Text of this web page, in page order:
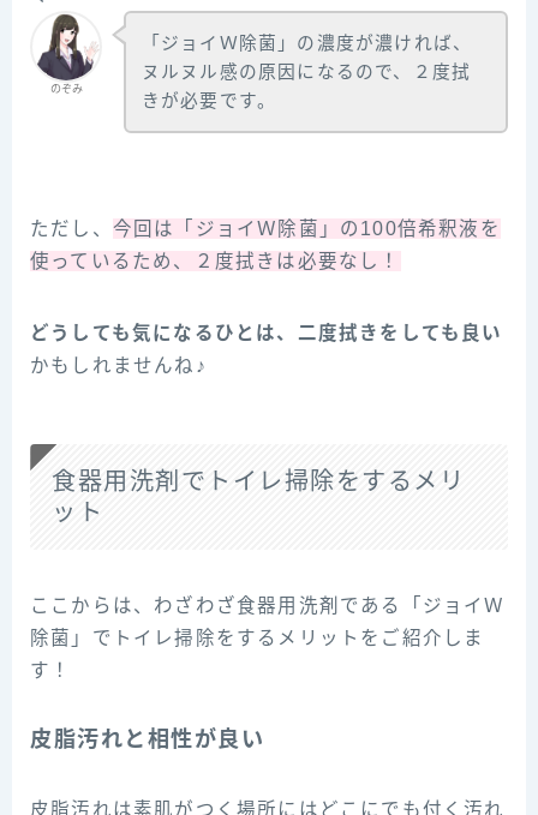
のぞみ
「ジョイＷ除菌」の濃度が濃ければ、
ヌルヌル感の原因になるので、２度拭
きが必要です。
ただし、 今回は「ジョイＷ除菌」の100倍希釈液を
使っているため、２度拭きは必要なし！
どうしても気になるひとは、二度拭きをしても良い
かもしれませんね♪
食器用洗剤でトイレ掃除をするメリ
ット
ここからは、わざわざ食器用洗剤である「ジョイＷ
除菌」でトイレ掃除をするメリットをご紹介しま
す！
皮脂汚れと相性が良い
皮脂汚れは素肌がつく場所にはどこにでも付く汚れ